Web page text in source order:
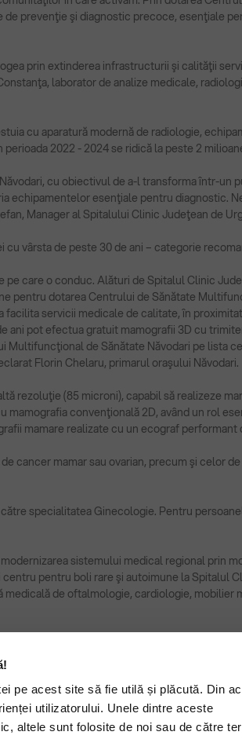
pe acest site să fie utilă și plăcută. Din
utilizatorului. Unele dintre aceste
altele sunt folosite de noi sau de către
prevenţie şi diagnostic precoce, esenţiale
prin extinderea infrastructurii şi calităţii
laborator de analize medicale,
cu aparatură modernă de radiologie,
2022 - 2024 se ridică la peste 2
cu obiectivul de a-l transforma într-un
echipamentelor esenţiale pentru diagnostic.
Manager al Spitalului Clinic Judeţean de
vârsta de peste 30 de ani – categorie
care o conduc. Alături de Spitalul Clinic
pentru dotarea Centrului de Sănătate
servicii medicale de calitate, în
pot efectua gratuit mamografii 3D cu
de Sănătate Năvodari pe lista
Florin Chelaru, primarul oraşului Năvodari.
rezoluţie (85 microni), capabil să realizeze
convenţională 2D, având un rol
mamare realizate cu un ecograf
mamar sau ovarian, precum şi celor
specialitatea Ginecologie. Pentru
sistemului medical regional prin
pentru boli rare şi autoimune la Spitalul
de oftalmologie, cardiologie,